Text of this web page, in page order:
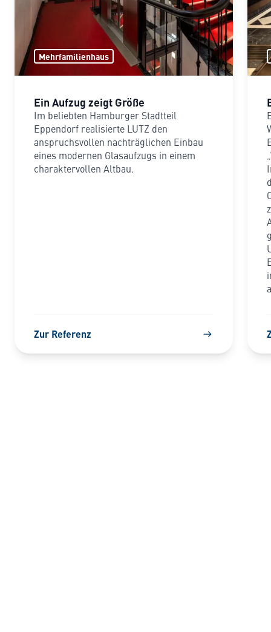
Mehrfamilienhaus
Ein Aufzug zeigt Größe
Im beliebten Hamburger Stadtteil
Eppendorf realisierte LUTZ den
anspruchsvollen nachträglichen Einbau
eines modernen Glasaufzugs in einem
charaktervollen Altbau.
Zur Referenz